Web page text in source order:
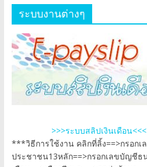
ระบบงานต่างๆ
>>>ระบบสลิปเงินเดือน<<<
***วิธีการใช้งาน คลิกที่ลิ้ง==>กรอกเ
ประชาชน13หลัก==>กรอกเลขบัญชีธ